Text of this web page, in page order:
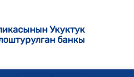
Укуктук
банкы